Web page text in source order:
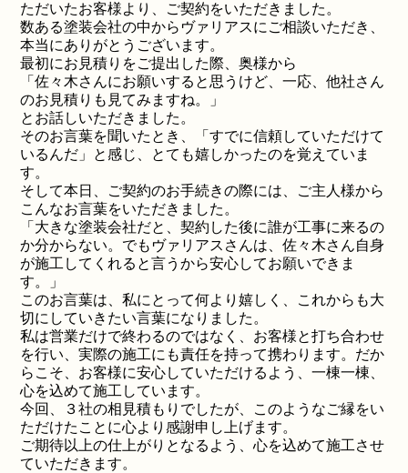
ただいたお客様より、ご契約をいただきました。
数ある塗装会社の中からヴァリアスにご相談いただき、
本当にありがとうございます。
最初にお見積りをご提出した際、奥様から
「佐々木さんにお願いすると思うけど、一応、他社さん
のお見積りも見てみますね。」
とお話しいただきました。
そのお言葉を聞いたとき、「すでに信頼していただけて
いるんだ」と感じ、とても嬉しかったのを覚えていま
す。
そして本日、ご契約のお手続きの際には、ご主人様から
こんなお言葉をいただきました。
「大きな塗装会社だと、契約した後に誰が工事に来るの
か分からない。でもヴァリアスさんは、佐々木さん自身
が施工してくれると言うから安心してお願いできま
す。」
このお言葉は、私にとって何より嬉しく、これからも大
切にしていきたい言葉になりました。
私は営業だけで終わるのではなく、お客様と打ち合わせ
を行い、実際の施工にも責任を持って携わります。だか
らこそ、お客様に安心していただけるよう、一棟一棟、
心を込めて施工しています。
今回、３社の相見積もりでしたが、このようなご縁をい
ただけたことに心より感謝申し上げます。
ご期待以上の仕上がりとなるよう、心を込めて施工させ
ていただきます。